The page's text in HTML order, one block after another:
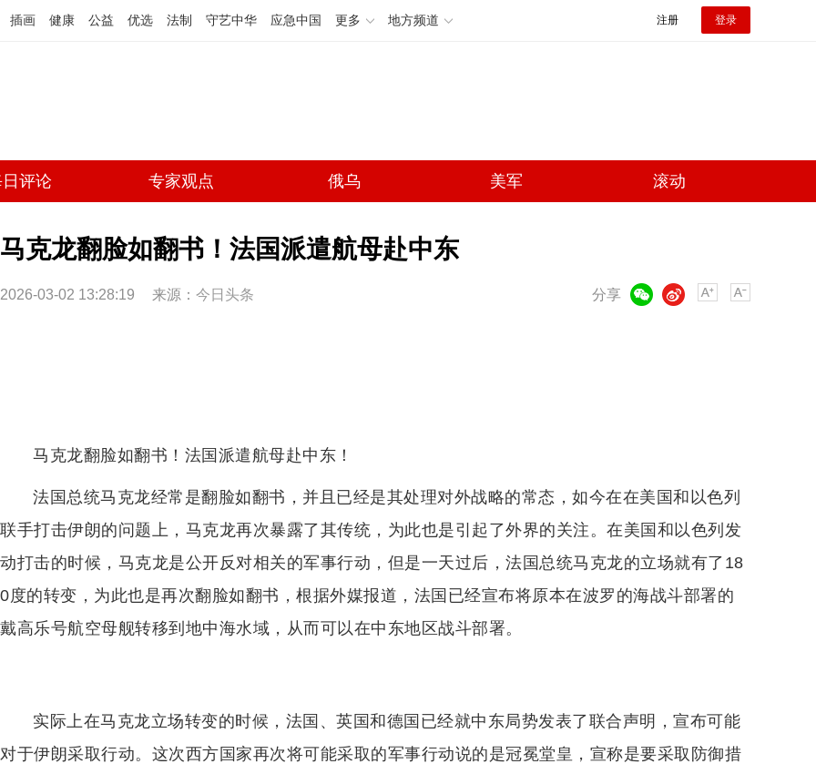
插画 健康 公益 优选 法制 守艺中华 应急中国 更多 地方频道 注册 登录
评论 专家观点 俄乌 美军 滚动
马克龙翻脸如翻书！法国派遣航母赴中东
2026-03-02 13:28:19 来源： 今日头条 分享
微博
马克龙翻脸如翻书！法国派遣航母赴中东！
法国总统马克龙经常是翻脸如翻书，并且已经是其处理对外战略的常态，如今在在美国和以色列
联手打击伊朗的问题上，马克龙再次暴露了其传统，为此也是引起了外界的关注。在美国和以色列发
动打击的时候，马克龙是公开反对相关的军事行动，但是一天过后，法国总统马克龙的立场就有了18
0度的转变，为此也是再次翻脸如翻书，根据外媒报道，法国已经宣布将原本在波罗的海战斗部署的
戴高乐号航空母舰转移到地中海水域，从而可以在中东地区战斗部署。
实际上在马克龙立场转变的时候，法国、英国和德国已经就中东局势发表了联合声明，宣布可能
对于伊朗采取行动。这次西方国家再次将可能采取的军事行动说的是冠冕堂皇，宣称是要采取防御措